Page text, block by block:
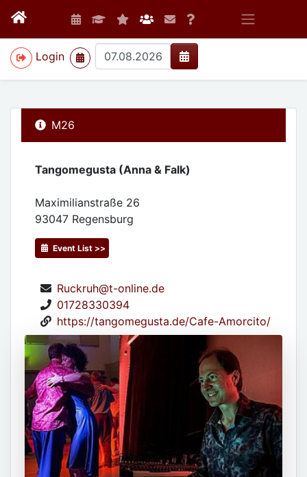
Login
>
M26
Tangomegusta (Anna & Falk)
Maximilianstraße 26
93047 Regensburg
Event List >>
Ruckruh@t-online.de
01728330394
https://tangomegusta.de/Cafe-Amorcito/